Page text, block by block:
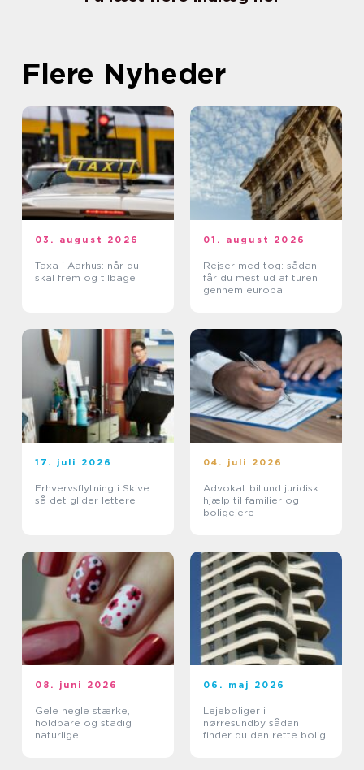
Flere Nyheder
03. august 2026
Taxa i Aarhus: når du
skal frem og tilbage
01. august 2026
Rejser med tog: sådan
får du mest ud af turen
gennem europa
17. juli 2026
Erhvervsflytning i Skive:
så det glider lettere
04. juli 2026
Advokat billund juridisk
hjælp til familier og
boligejere
08. juni 2026
Gele negle stærke,
holdbare og stadig
naturlige
06. maj 2026
Lejeboliger i
nørresundby sådan
finder du den rette bolig